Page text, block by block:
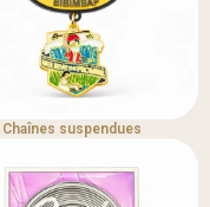
Chaînes suspendues